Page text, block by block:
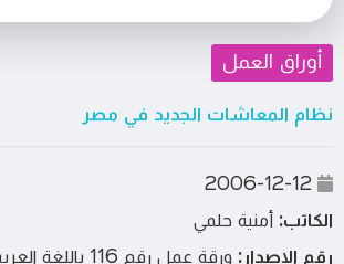
أوراق العمل
نظام المعاشات الجديد في مصر
الكاتب: أمنية حلمي
رقم الإصدار: ورقة عمل رقم 116 باللغة العربية